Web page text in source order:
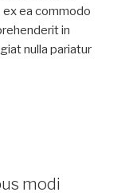
ex ea commodo
in
nulla pariatur
modi